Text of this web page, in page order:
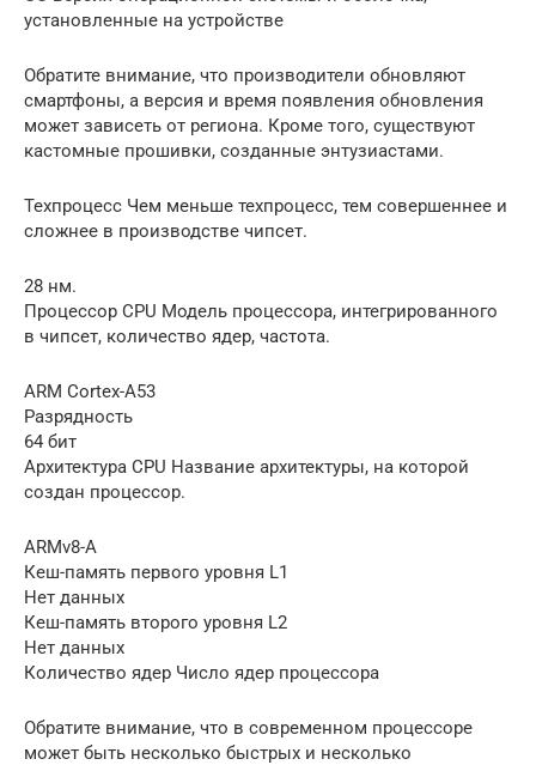
установленные на устройстве
Обратите внимание, что производители обновляют
смартфоны, а версия и время появления обновления
может зависеть от региона. Кроме того, существуют
кастомные прошивки, созданные энтузиастами.
Техпроцесс Чем меньше техпроцесс, тем совершеннее и
сложнее в производстве чипсет.
28 нм.
Процессор CPU Модель процессора, интегрированного
в чипсет, количество ядер, частота.
ARM Cortex-A53
Разрядность
64 бит
Архитектура CPU Название архитектуры, на которой
создан процессор.
ARMv8-A
Кеш-память первого уровня L1
Нет данных
Кеш-память второго уровня L2
Нет данных
Количество ядер Число ядер процессора
Обратите внимание, что в современном процессоре
может быть несколько быстрых и несколько